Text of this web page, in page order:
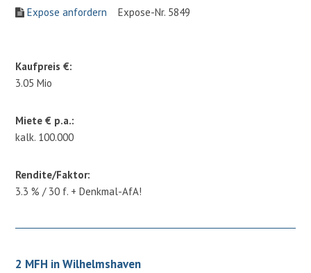
Expose anfordern Expose-Nr. 5849
Kaufpreis €:
3.05 Mio
Miete € p.a.:
kalk. 100.000
Rendite/Faktor:
3.3 % / 30 f. + Denkmal-AfA!
2 MFH in Wilhelmshaven